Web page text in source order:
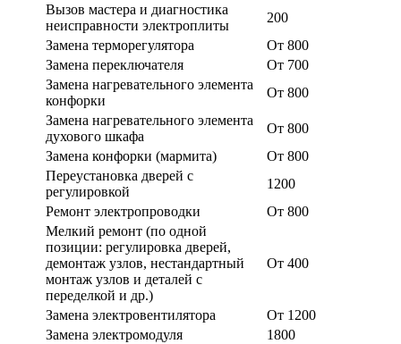
Вызов мастера и диагностика
неисправности электроплиты
200
Замена терморегулятора
От 800
Замена переключателя
От 700
Замена нагревательного элемента
конфорки
От 800
Замена нагревательного элемента
духового шкафа
От 800
Замена конфорки (мармита)
От 800
Переустановка дверей с
регулировкой
1200
Ремонт электропроводки
От 800
Мелкий ремонт (по одной
позиции: регулировка дверей,
демонтаж узлов, нестандартный
монтаж узлов и деталей с
переделкой и др.)
От 400
Замена электровентилятора
От 1200
Замена электромодуля
1800